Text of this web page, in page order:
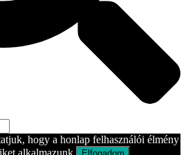
hogy a honlap felhasználói élmény
alkalmazunk.